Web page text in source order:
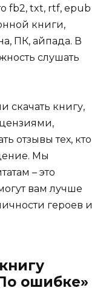
fb2, txt, rtf, epub
книги,
ПК, айпада. В
слушать
скачать книгу,
отзывы тех, кто
Мы
– это
вам лучше
героев и
ошибке»